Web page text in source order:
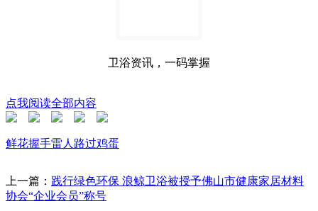
卫浴资讯，一码掌握
点我阅读全部内容
鲜花握手雷人 路过鸡蛋
上一篇： 践行绿色环保 浪鲸卫浴被授予佛山市健康家居材料
协会“企业会员”称号